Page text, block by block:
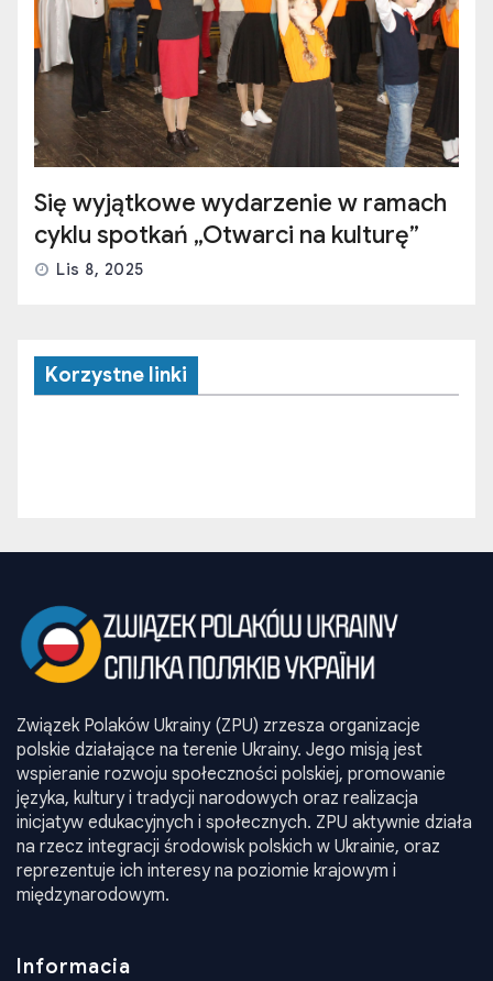
Się wyjątkowe wydarzenie w ramach
cyklu spotkań „Otwarci na kulturę”
Lis 8, 2025
Korzystne linki
Związek Polaków Ukrainy (ZPU) zrzesza organizacje
polskie działające na terenie Ukrainy. Jego misją jest
wspieranie rozwoju społeczności polskiej, promowanie
języka, kultury i tradycji narodowych oraz realizacja
inicjatyw edukacyjnych i społecznych. ZPU aktywnie działa
na rzecz integracji środowisk polskich w Ukrainie, oraz
reprezentuje ich interesy na poziomie krajowym i
międzynarodowym.
Informacia